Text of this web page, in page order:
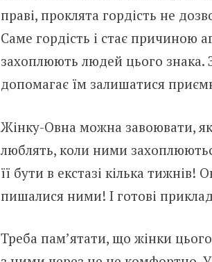
праві, проклята гордість не
Саме гордість і стає причиною
захоплюють людей цього знака.
допомагає їм залишатися
Жінку-Овна можна завоювати,
люблять, коли ними
її бути в екстазі кілька
пишалися ними! І готові
Треба пам’ятати, що жінки